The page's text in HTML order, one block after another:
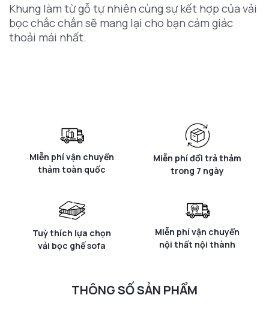
Khung làm từ gỗ tự nhiên cùng sự kết hợp của vải
bọc chắc chắn sẽ mang lại cho bạn cảm giác
thoải mái nhất.
Miễn phí vận chuyển
thảm toàn quốc
Miễn phí đổi trả thảm
trong 7 ngày
Tuỳ thích lựa chọn
vải bọc ghế sofa
Miễn phí vận chuyển
nội thất nội thành
THÔNG SỐ SẢN PHẨM